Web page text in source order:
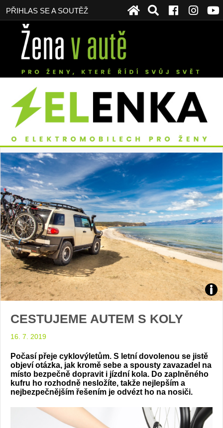
PŘIHLAS SE A SOUTĚŽ
CESTUJEME AUTEM S KOLY
16. 7. 2019
Počasí přeje cyklovýletům. S letní dovolenou se jistě
objeví otázka, jak kromě sebe a spousty zavazadel na
místo bezpečně dopravit i jízdní kola. Do zaplněného
kufru ho rozhodně nesložíte, takže nejlepším a
nejbezpečnějším řešením je odvézt ho na nosiči.